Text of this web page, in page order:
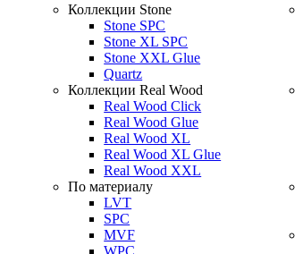
Коллекции Stone
Stone SPC
Stone XL SPC
Stone XXL Glue
Quartz
Коллекции Real Wood
Real Wood Click
Real Wood Glue
Real Wood XL
Real Wood XL Glue
Real Wood XXL
По материалу
LVT
SPC
MVF
WPC